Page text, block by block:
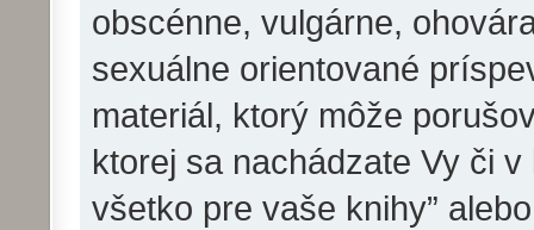
obscénne, vulgárne,
sexuálne orientované
materiál, ktorý môže
ktorej sa nachádzate Vy či
všetko pre vaše knihy”